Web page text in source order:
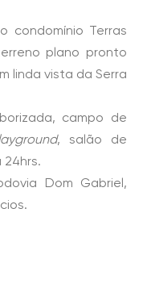
condomínio Terras
plano pronto
linda vista da Serra
campo de
, salão de
Dom Gabriel,